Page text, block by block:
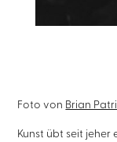
Foto von Brian
Kunst übt seit